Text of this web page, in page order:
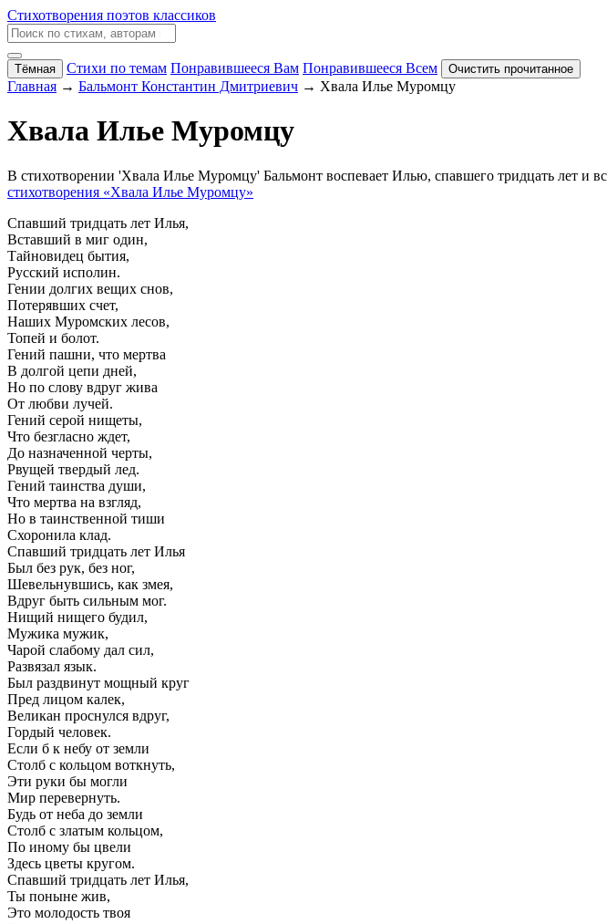
Стихотворения поэтов классиков
Тёмная Стихи по темам Понравившееся Вам Понравившееся Всем Очистить прочитанное
Главная → Бальмонт Константин Дмитриевич → Хвала Илье Муромцу
Хвала Илье Муромцу
В стихотворении 'Хвала Илье Муромцу' Бальмонт воспевает Илью, спавшего тридцать лет и
стихотворения «Хвала Илье Муромцу»
Спавший тридцать лет Илья,
Вставший в миг один,
Тайновидец бытия,
Русский исполин.
Гении долгих вещих снов,
Потерявших счет,
Наших Муромских лесов,
Топей и болот.
Гений пашни, что мертва
В долгой цепи дней,
Но по слову вдруг жива
От любви лучей.
Гений серой нищеты,
Что безгласно ждет,
До назначенной черты,
Рвущей твердый лед.
Гений таинства души,
Что мертва на взгляд,
Но в таинственной тиши
Схоронила клад.
Спавший тридцать лет Илья
Был без рук, без ног,
Шевельнувшись, как змея,
Вдруг быть сильным мог.
Нищий нищего будил,
Мужика мужик,
Чарой слабому дал сил,
Развязал язык.
Был раздвинут мощный круг
Пред лицом калек,
Великан проснулся вдруг,
Гордый человек.
Если б к небу от земли
Столб с кольцом воткнуть,
Эти руки бы могли
Мир перевернуть.
Будь от неба до земли
Столб с златым кольцом,
По иному бы цвели
Здесь цветы кругом.
Спавший тридцать лет Илья,
Ты поныне жив,
Это молодость твоя